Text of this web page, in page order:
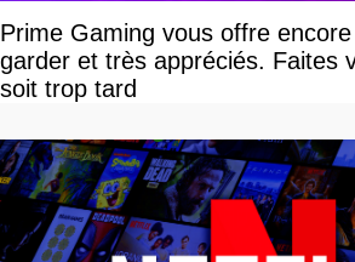
Prime Gaming vous offre
garder et très appréciés. Faites
soit trop tard